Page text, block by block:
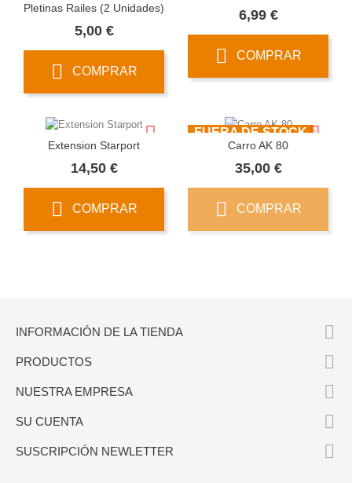
Pletinas Railes (2 Unidades)
5,00 €Precio
COMPRAR
6,99 €Precio
COMPRAR
Extension Starport
14,50 €Precio
COMPRAR
FUERA DE STOCK
Carro AK 80
35,00 €Precio
COMPRAR
INFORMACIÓN DE LA TIENDA 
PRODUCTOS 
NUESTRA EMPRESA 
SU CUENTA 
SUSCRIPCIÓN NEWLETTER 